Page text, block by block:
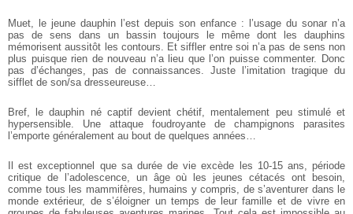
Muet, le jeune dauphin l’est depuis son enfance : l’usage du sonar n’a
pas de sens dans un bassin toujours le même dont les dauphins
mémorisent aussitôt les contours. Et siffler entre soi n’a pas de sens non
plus puisque rien de nouveau n’a lieu que l’on puisse commenter. Donc
pas d’échanges, pas de connaissances. Juste l’imitation tragique du
sifflet de son/sa dresseureuse…
Bref, le dauphin né captif devient chétif, mentalement peu stimulé et
hypersensible. Une attaque foudroyante de champignons parasites
l’emporte généralement au bout de quelques années…
Il est exceptionnel que sa durée de vie excède les 10-15 ans, période
critique de l’adolescence, un âge où les jeunes cétacés ont besoin,
comme tous les mammifères, humains y compris, de s’aventurer dans le
monde extérieur, de s’éloigner un temps de leur famille et de vivre en